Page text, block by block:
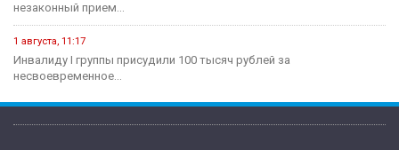
незаконный прием...
1 августа, 11:17
Инвалиду I группы присудили 100 тысяч рублей за
несвоевременное...